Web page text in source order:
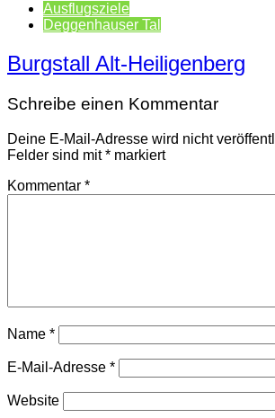
Ausflugsziele
Deggenhauser Tal
Burgstall Alt-Heiligenberg
Schreibe einen Kommentar
Deine E-Mail-Adresse wird nicht
Felder sind mit* markiert
Kommentar *
Name *
E-Mail-Adresse *
Website